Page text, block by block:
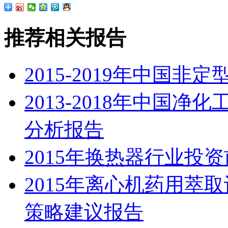
推荐相关报告
2015-2019年中国非定
2013-2018年中国净化
分析报告
2015年换热器行业投
2015年离心机药用萃
策略建议报告